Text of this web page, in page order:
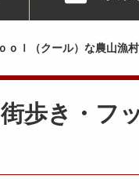
ｏｌ（クール）な農山漁
歩き・フ